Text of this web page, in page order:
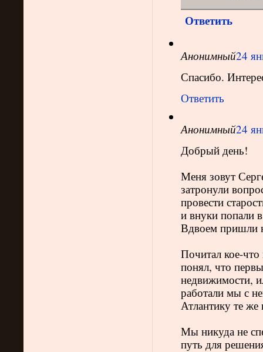
Ответить
Анонимный24
Спасибо.
Ответить
Анонимный24
Добрый день!
Меня зовут
затронули
провести
и внуки попали
Вдвоем пришли
Почитал кое-
понял, что
недвижимости,
работали мы с
Атлантику те
Мы никуда не
путь для